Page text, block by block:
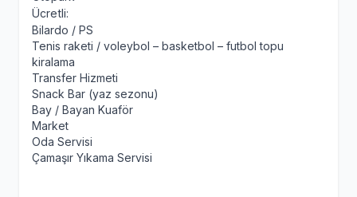
Ücretli:
Bilardo / PS
Tenis raketi / voleybol – basketbol – futbol topu
kiralama
Transfer Hizmeti
Snack Bar (yaz sezonu)
Bay / Bayan Kuaför
Market
Oda Servisi
Çamaşır Yıkama Servisi